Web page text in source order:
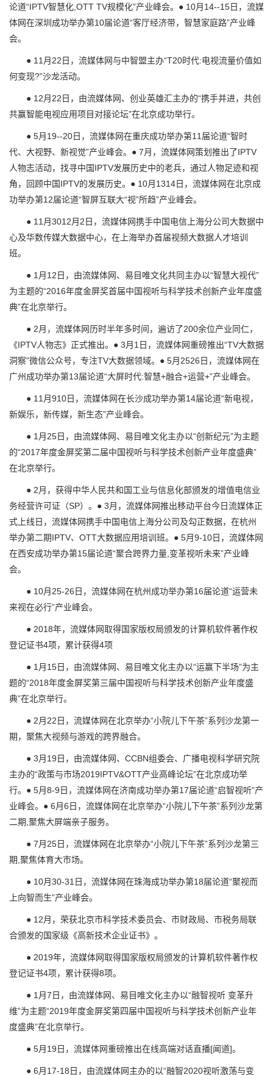
论道“IPTV智慧化,OTT TV规模化”产业峰会。● 10月14--15日，流媒
体网在深圳成功举办第10届论道“客厅经济带，智慧家庭路”产业峰
会。
● 11月22日，流媒体网与中智盟主办“T20时代:电视流量价值如
何变现?”沙龙活动。
● 12月22日，由流媒体网、创业英雄汇主办的“携手并进，共创
共赢智能电视应用项目对接论坛”在北京成功举行。
● 5月19--20日，流媒体网在重庆成功举办第11届论道“智时
代、大视野、新视觉”产业峰会。● 7月，流媒体网策划推出了IPTV
人物志活动，找寻中国IPTV发展历史中的老兵，通过人物足迹和视
角，回顾中国IPTV的发展历史。● 10月1314日，流媒体网在北京成
功举办第12届论道“智屏互联大“视”所趋”产业峰会。
● 11月3012月2日，流媒体网携手中国电信上海分公司大数据中
心及华数传媒大数据中心，在上海举办首届视频大数据人才培训
班。
● 1月12日，由流媒体网、易目唯文化共同主办以“智慧大视代”
为主题的“2016年度金屏奖首届中国视听与科学技术创新产业年度盛
典”在北京举行。
● 2月，流媒体网历时半年多时间，遍访了200余位产业同仁，
《IPTV人物志》正式推出。● 3月1日，流媒体网重磅推出“TV大数据
洞察”微信公众号，专注TV大数据领域。● 5月2526日，流媒体网在
广州成功举办第13届论道“大屏时代:智慧+融合+运营+”产业峰会。
● 11月910日，流媒体网在长沙成功举办第14届论道“新电视，
新娱乐，新传媒，新生态”产业峰会。
● 1月25日，由流媒体网、易目唯文化主办以“创新纪元”为主题
的“2017年度金屏奖第二届中国视听与科学技术创新产业年度盛典”
在北京举行。
● 2月，获得中华人民共和国工业与信息化部颁发的增值电信业
务经营许可证（SP）。● 3月，流媒体网推出移动平台今日流媒体正
式上线日，流媒体网携手中国电信上海分公司及勾正数据，在杭州
举办第二期IPTV、OTT大数据应用培训班。● 5月9-10日，流媒体网
在西安成功举办第15届论道“聚合跨界力量,变革视听未来”产业峰
会。
● 10月25-26日，流媒体网在杭州成功举办第16届论道“运营未
来视在必行”产业峰会。
● 2018年，流媒体网取得国家版权局颁发的计算机软件著作权
登记证书4项，累计获得4项
● 1月15日，由流媒体网、易目唯文化主办以“运赢下半场”为主
题的“2018年度金屏奖第三届中国视听与科学技术创新产业年度盛
典”在北京举行。
● 2月22日，流媒体网在北京举办“小院儿下午茶”系列沙龙第一
期，聚焦大视频与游戏的跨界融合。
● 3月19日，由流媒体网、CCBN组委会、广播电视科学研究院
主办的“政策与市场2019IPTV&OTT产业高峰论坛”在北京成功举
行。● 5月8-9日，流媒体网在济南成功举办第17届论道“启智视听”产
业峰会。● 6月6日，流媒体网在北京举办“小院儿下午茶”系列沙龙第
二期,聚焦大屏端亲子服务。
● 7月25日，流媒体网在北京举办“小院儿下午茶”系列沙龙第三
期,聚焦体育大市场。
● 10月30-31日，流媒体网在珠海成功举办第18届论道“聚视而
上向智而生”产业峰会。
● 12月，荣获北京市科学技术委员会、市财政局、市税务局联
合颁发的国家级《高新技术企业证书》。
● 2019年，流媒体网取得国家版权局颁发的计算机软件著作权
登记证书4项，累计获得8项。
● 1月7日，由流媒体网、易目唯文化主办以“融智视听 变革升
维”为主题“2019年度金屏奖第四届中国视听与科学技术创新产业年
度盛典”在北京举行。
● 5月19日，流媒体网重磅推出在线高端对话直播[闻道]。
● 6月17-18日，由流媒体网主办的以“融智2020视听激荡与变